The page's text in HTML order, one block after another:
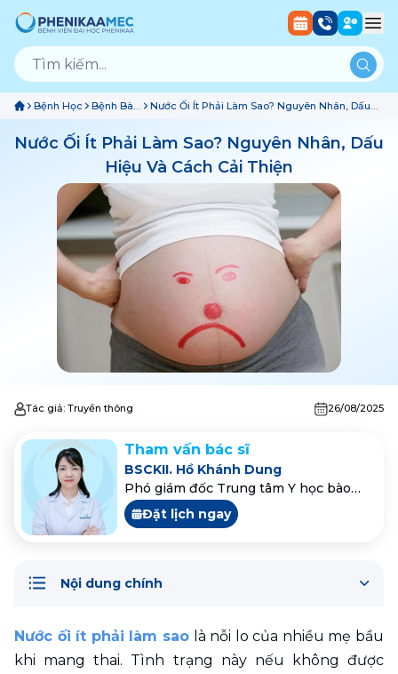
Bệnh Học
Bệnh Bào
Thai
Nước Ối Ít Phải Làm Sao? Nguyên Nhân, Dấu
Nước Ối Ít Phải Làm Sao? Nguyên Nhân, Dấu
Hiệu Và Cách Cải Thiện
Tác giả: Truyền thông 26/08/2025
Tham vấn bác sĩ
BSCKII. Hồ Khánh Dung
Phó giám đốc Trung tâm Y học bào
thaiĐặt lịch ngay
Nội dung chính
Nước ối ít phải làm sao là nỗi lo của nhiều mẹ bầu
khi mang thai. Tình trạng này nếu không được